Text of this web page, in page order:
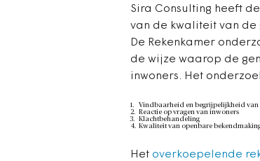
Sira Consulting heeft
van de kwaliteit van
De Rekenkamer
de wijze waarop de
inwoners. Het
Vindbaarheid en begrijpelijkheid van
Reactie op vragen van inwoners
Klachtbehandeling
Kwaliteit van openbare
Het overkoepelende